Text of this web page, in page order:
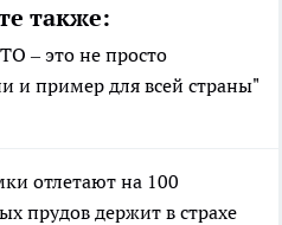
также:
– это не просто
и пример для всей страны"
отлетают на 100
прудов держит в страхе